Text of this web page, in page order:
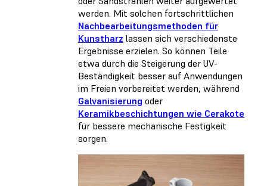
werden. Mit solchen fortschrittlichen
Nachbearbeitungsmethoden für
Kunstharz lassen sich verschiedenste
Ergebnisse erzielen. So können Teile
etwa durch die Steigerung der UV-
Beständigkeit besser auf Anwendungen
im Freien vorbereitet werden, während
Galvanisierung oder
Keramikbeschichtungen wie Cerakote
für bessere mechanische Festigkeit
sorgen.